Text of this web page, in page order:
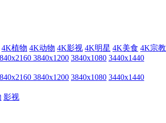
4K植物 4K动物 4K影视 4K明星 4K美食 4K宗教
3840x1200 3840x1080 3440x1440
3840x1200 3840x1080 3440x1440
影视